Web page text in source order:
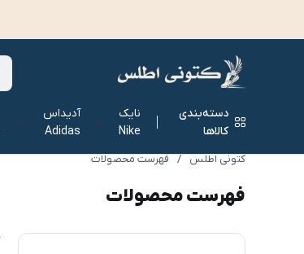
دسته‌بندی
کالاها
نایک
Nike
آدیداس
Adidas
کتونی اطلس / فهرست محصولات
فهرست محصولات